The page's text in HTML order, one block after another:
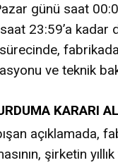
günü saat
saat 23:59’a
ve teknik
KARARI
açıklamada,
şirketin